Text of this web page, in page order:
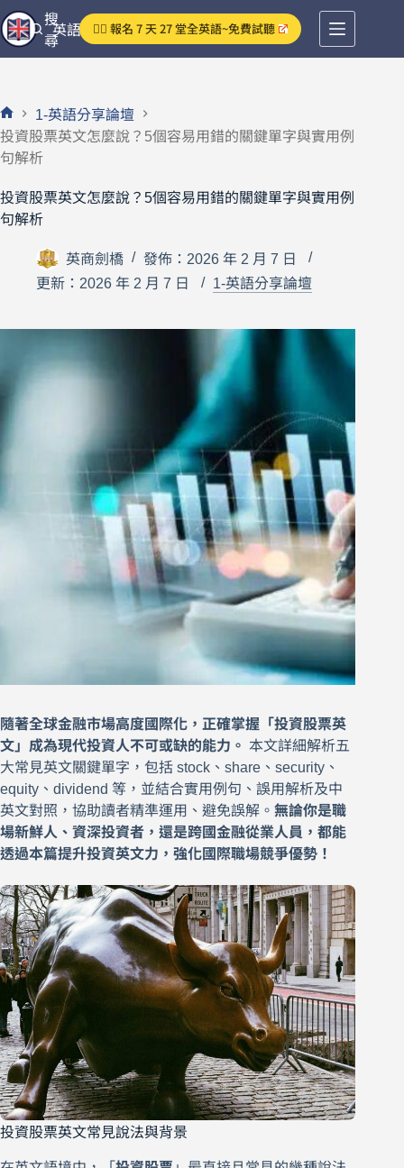
跳
至
主
容
英語分享論壇
搜
尋
👉🏻 報名 7 天 27 堂全英語~免費試聽
首
頁
1-英語分享論壇
投資股票英文怎麼說？5個容易用錯的關鍵單字與實用例
句解析
投資股票英文怎麼說？5個容易用錯的關鍵單字與實用例
句解析
英商劍橋
發佈：2026 年 2 月 7 日
更新：2026 年 2 月 7 日
1-英語分享論壇
隨著全球金融市場高度國際化，正確掌握「投資股票英
文」成為現代投資人不可或缺的能力。 本文詳細解析五
大常見英文關鍵單字，包括 stock、share、security、
equity、dividend 等，並結合實用例句、誤用解析及中
英文對照，協助讀者精準運用、避免誤解。 無論你是職
場新鮮人、資深投資者，還是跨國金融從業人員，都能
透過本篇提升投資英文力，強化國際職場競爭優勢！
投資股票英文常見說法與背景